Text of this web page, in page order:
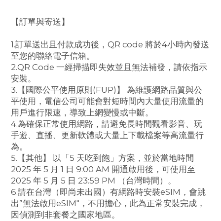
【訂單與寄送】
1.訂單送出且付款成功後，QR code 將於4小時內發送
至您的聯絡電子信箱。
2.QR Code 一經掃描即失效並且無法補發，請依指示
安裝。
3.【國際公平使用原則(FUP)】 為維護網路品質與公
平使用，電信公司可能會對短時間內大量使用流量的
用戶進行限速，導致上網變慢或中斷。
4.為確保正常使用網路，請避免長時間觀看影音、玩
手遊、直播、更新軟體或大量上下載檔案等高流量行
為。
5.【其他】 以「5 天吃到飽」方案，並於當地時間
2025 年 5 月 1 日 9:00 AM 開通啟用後，可使用至
2025 年 5 月 5 日 23:59 PM （台灣時間）。
6.請在台灣（即尚未出國）有網路時安裝eSIM，會跳
出”無法啟用eSIM"，不用擔心，此為正常安裝完成，
因偵測到非套餐之國家地區。